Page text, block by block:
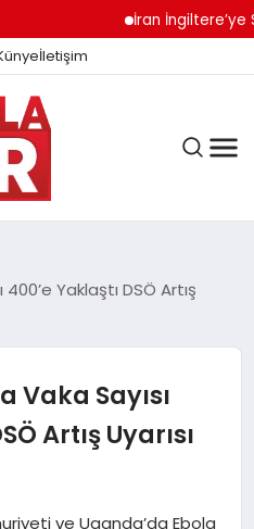
İran İngiltere’ye
İletişim
400’e Yaklaştı DSÖ Artış
Vaka Sayısı
Artış Uyarısı
ve Uganda’da Ebola